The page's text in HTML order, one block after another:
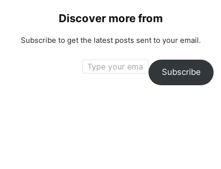
Discover more from
Subscribe to get the latest posts sent to your email.
Type your email…
Subscribe